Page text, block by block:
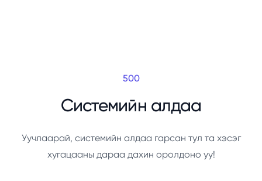
500
Системийн алдаа
Уучлаарай, системийн алдаа гарсан тул та хэсэг
хугацааны дараа дахин оролдоно уу!